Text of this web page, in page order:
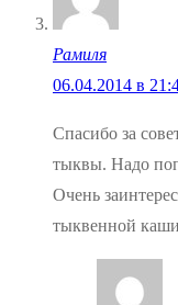
Рамиля
06.04.2014 в
Спасибо за
тыквы. Надо
Очень
тыквенной